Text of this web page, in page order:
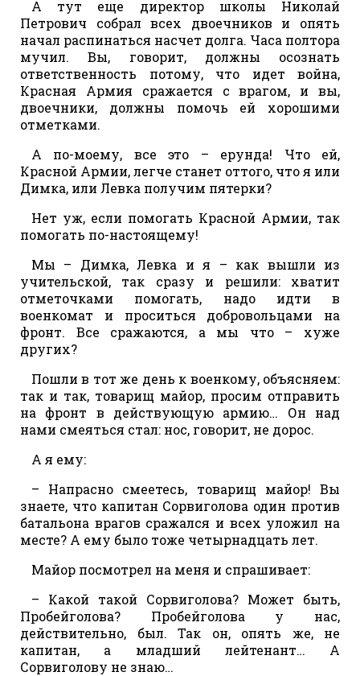
А тут еще директор школы Николай
Петрович собрал всех двоечников и опять
начал распинаться насчет долга. Часа полтора
мучил. Вы, говорит, должны осознать
ответственность потому, что идет война,
Красная Армия сражается с врагом, и вы,
двоечники, должны помочь ей хорошими
отметками.
А по-моему, все это – ерунда! Что ей,
Красной Армии, легче станет оттого, что я или
Димка, или Левка получим пятерки?
Нет уж, если помогать Красной Армии, так
помогать по-настоящему!
Мы – Димка, Левка и я – как вышли из
учительской, так сразу и решили: хватит
отметочками помогать, надо идти в
военкомат и проситься добровольцами на
фронт. Все сражаются, а мы что – хуже
других?
Пошли в тот же день к военкому, объясняем:
так и так, товарищ майор, просим отправить
на фронт в действующую армию… Он над
нами смеяться стал: нос, говорит, не дорос.
А я ему:
– Напрасно смеетесь, товарищ майор! Вы
знаете, что капитан Сорвиголова один против
батальона врагов сражался и всех уложил на
месте? А ему было тоже четырнадцать лет.
Майор посмотрел на меня и спрашивает:
– Какой такой Сорвиголова? Может быть,
Пробейголова? Пробейголова у нас,
действительно, был. Так он, опять же, не
капитан, а младший лейтенант… А
Сорвиголову не знаю…